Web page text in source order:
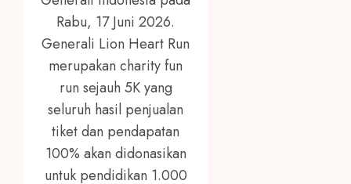
Rabu, 17 Juni 2026.
Generali Lion Heart Run
merupakan charity fun
run sejauh 5K yang
seluruh hasil penjualan
tiket dan pendapatan
100% akan didonasikan
untuk pendidikan 1.000